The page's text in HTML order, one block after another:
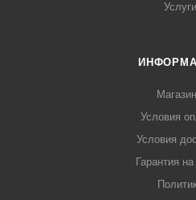
Услуги
Условия
Условия
Гарантия